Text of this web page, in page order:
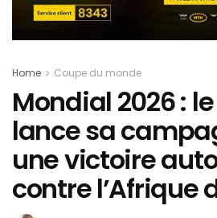
Home Coupe du monde
Mondial 2026 :
lance sa
une victoire
contre l’Afrique